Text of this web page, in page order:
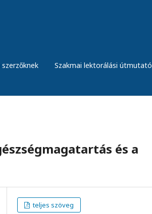
Szakmai lektorálási útmutató
és a
teljes szöveg